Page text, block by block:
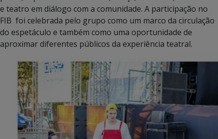
e teatro em diálogo com a comunidade. A participação no
FIB foi celebrada pelo grupo como um marco da circulação
do espetáculo e também como uma oportunidade de
aproximar diferentes públicos da experiência teatral.